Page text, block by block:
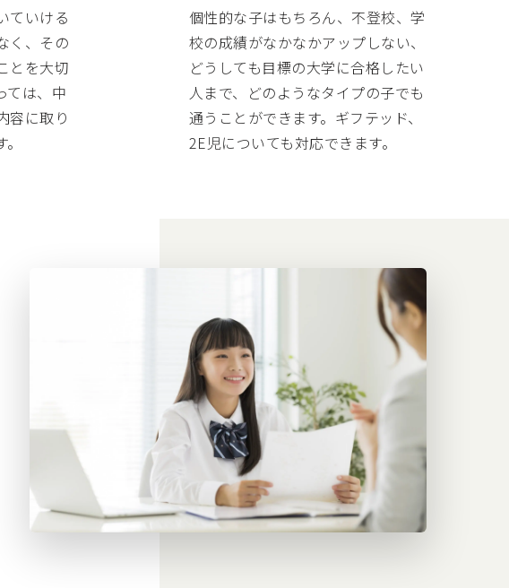
ていける
く、その
とを大切
ては、中
容に取り
個性的な子はもちろん、不登校、学
校の成績がなかなかアップしない、
どうしても目標の大学に合格したい
人まで、どのようなタイプの子でも
通うことができます。ギフテッド、
2E児についても対応できます。